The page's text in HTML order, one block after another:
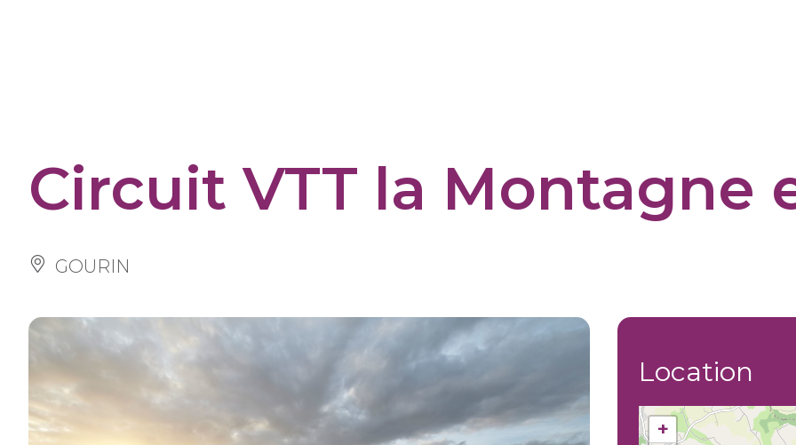
Circuit VTT la Montagne
GOURIN
Location
+